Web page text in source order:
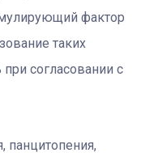
фактор
таких
согласовании с
панцитопения,